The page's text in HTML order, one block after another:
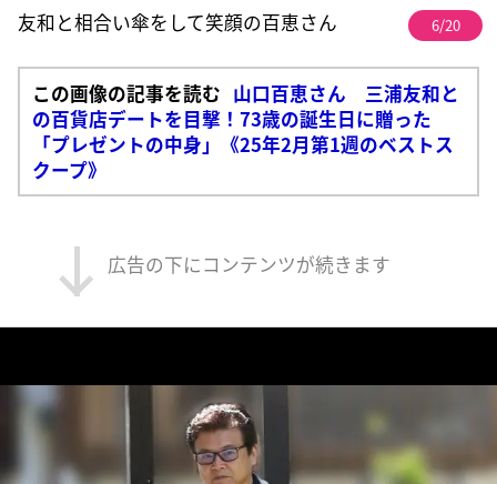
友和と相合い傘をして笑顔の百恵さん 6/20
この画像の記事を読む 山口百恵さん 三浦友和と
の百貨店デートを目撃！73歳の誕生日に贈った
「プレゼントの中身」《25年2月第1週のベストス
クープ》
広告の下にコンテンツが続きます